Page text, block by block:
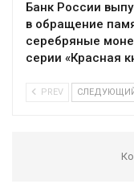
Банк России
в обращение
серебряные
серии «Красная
PREV